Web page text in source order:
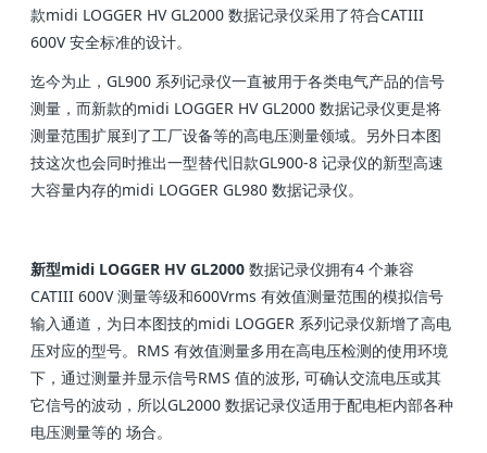
款midi LOGGER HV GL2000 数据记录仪采用了符合CATIII
600V 安全标准的设计。
迄今为止，GL900 系列记录仪一直被用于各类电气产品的信号
测量，而新款的midi LOGGER HV GL2000 数据记录仪更是将
测量范围扩展到了工厂设备等的高电压测量领域。另外日本图
技这次也会同时推出一型替代旧款GL900-8 记录仪的新型高速
大容量内存的midi LOGGER GL980 数据记录仪。
新型midi LOGGER HV GL2000 数据记录仪拥有4 个兼容
CATIII 600V 测量等级和600Vrms 有效值测量范围的模拟信号
输入通道，为日本图技的midi LOGGER 系列记录仪新增了高电
压对应的型号。RMS 有效值测量多用在高电压检测的使用环境
下，通过测量并显示信号RMS 值的波形, 可确认交流电压或其
它信号的波动，所以GL2000 数据记录仪适用于配电柜内部各种
电压测量等的 场合。